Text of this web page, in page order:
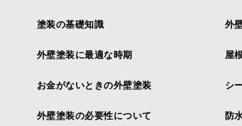
塗装の基礎知識
外壁塗装に最適な時期
お金がないときの外壁塗装
外壁塗装の必要性について
外
屋
シ
防